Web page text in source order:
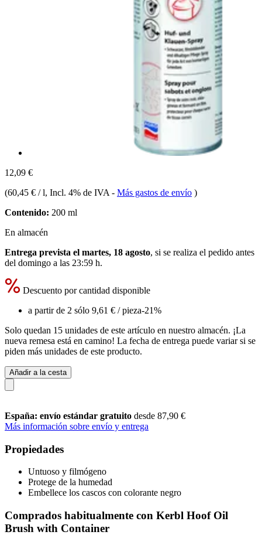
12,09 €
(60,45 € / l, Incl. 4% de IVA - Más gastos de envío )
Contenido: 200 ml
En almacén
Entrega prevista el martes, 18 agosto, si se realiza el pedido antes
del domingo a las 23:59 h.
Descuento por cantidad disponible
a partir de 2 sólo 9,61 € / pieza-21%
Solo quedan 15 unidades de este artículo en nuestro almacén. ¡La
nueva remesa está en camino! La fecha de entrega puede variar si se
piden más unidades de este producto.
Añadir a la cesta
España: envío estándar gratuito desde 87,90 €
Más información sobre envío y entrega
Propiedades
Untuoso y filmógeno
Protege de la humedad
Embellece los cascos con colorante negro
Comprados habitualmente con Kerbl Hoof Oil
Brush with Container